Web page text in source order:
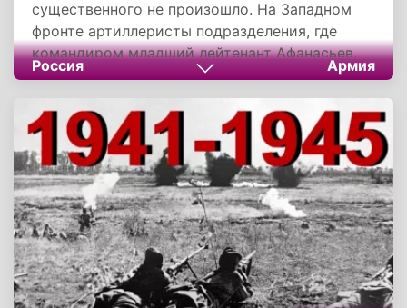
существенного не произошло. На Западном
фронте артиллеристы подразделения, где
командиром младший лейтенант Афанасьев,
рассеяли и частью уничтожили до роты
пехоты противника. Снайперы Н-ской части
за сутки уничтожили 80 немецких солдат и
офицеров. Снайперы тт. Клевцов, Петров и
Теникашвили истребили по два гитлеровца
каждый.
Россия Армия